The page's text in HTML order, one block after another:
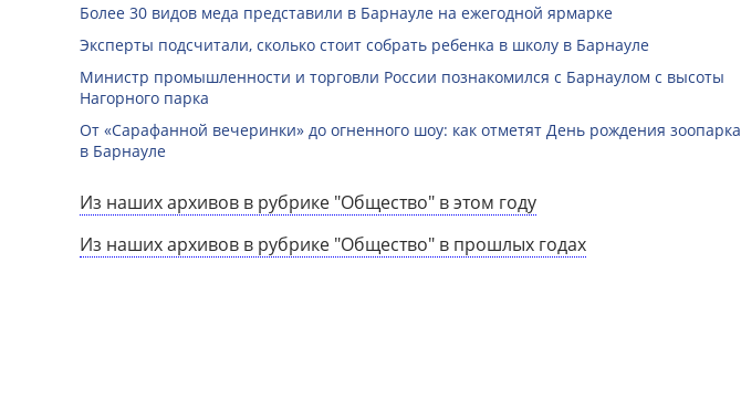
Более 30 видов меда представили в Барнауле на ежегодной ярмарке
Эксперты подсчитали, сколько стоит собрать ребенка в школу в Барнауле
Министр промышленности и торговли России познакомился с Барнаулом с высоты
Нагорного парка
От «Сарафанной вечеринки» до огненного шоу: как отметят День рождения зоопарка
в Барнауле
Из наших архивов в рубрике "Общество" в этом году
Из наших архивов в рубрике "Общество" в прошлых годах